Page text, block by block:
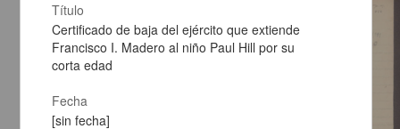
Correspondencia postal
Título
Certificado de baja del ejército que extiende
Francisco I. Madero al niño Paul Hill por su
corta edad
Fecha
[sin fecha]